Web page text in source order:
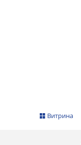
Витрина